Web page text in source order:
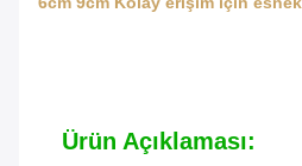
Ürün Açıklaması: